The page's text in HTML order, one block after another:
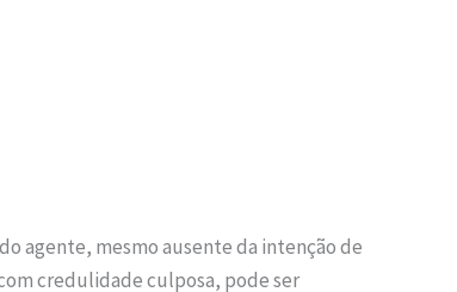
agente, mesmo ausente da intenção de
credulidade culposa, pode ser